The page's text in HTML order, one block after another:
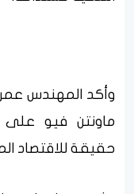
وأكد المهندس
ماونتن فيو
حقيقة للاقتصاد